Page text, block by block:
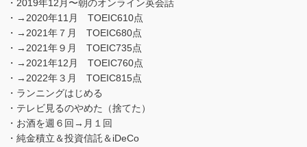
・2019年12月〜朝のオンライン英会話
・→2020年11月 TOEIC610点
・→2021年７月 TOEIC680点
・→2021年９月 TOEIC735点
・→2021年12月 TOEIC760点
・→2022年３月 TOEIC815点
・ランニングはじめる
・テレビ見るのやめた（捨てた）
・お酒を週６回→月１回
・純金積立＆投資信託＆iDeCo